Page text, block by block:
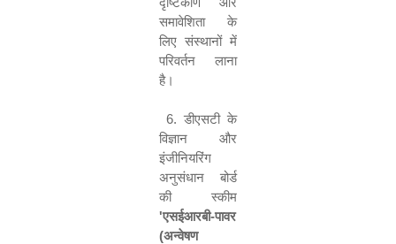
समावेशिता के
लिए संस्थानों में
परिवर्तन लाना
है।
6. डीएसटी के
विज्ञान और
इंजीनियरिंग
अनुसंधान बोर्ड
की स्‍कीम
'एसईआरबी-पावर
(अन्वेषण